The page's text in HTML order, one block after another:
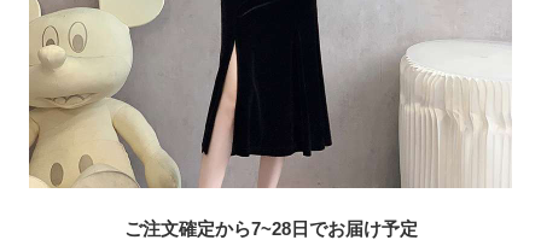
ご注文確定から7~28日でお届け予定